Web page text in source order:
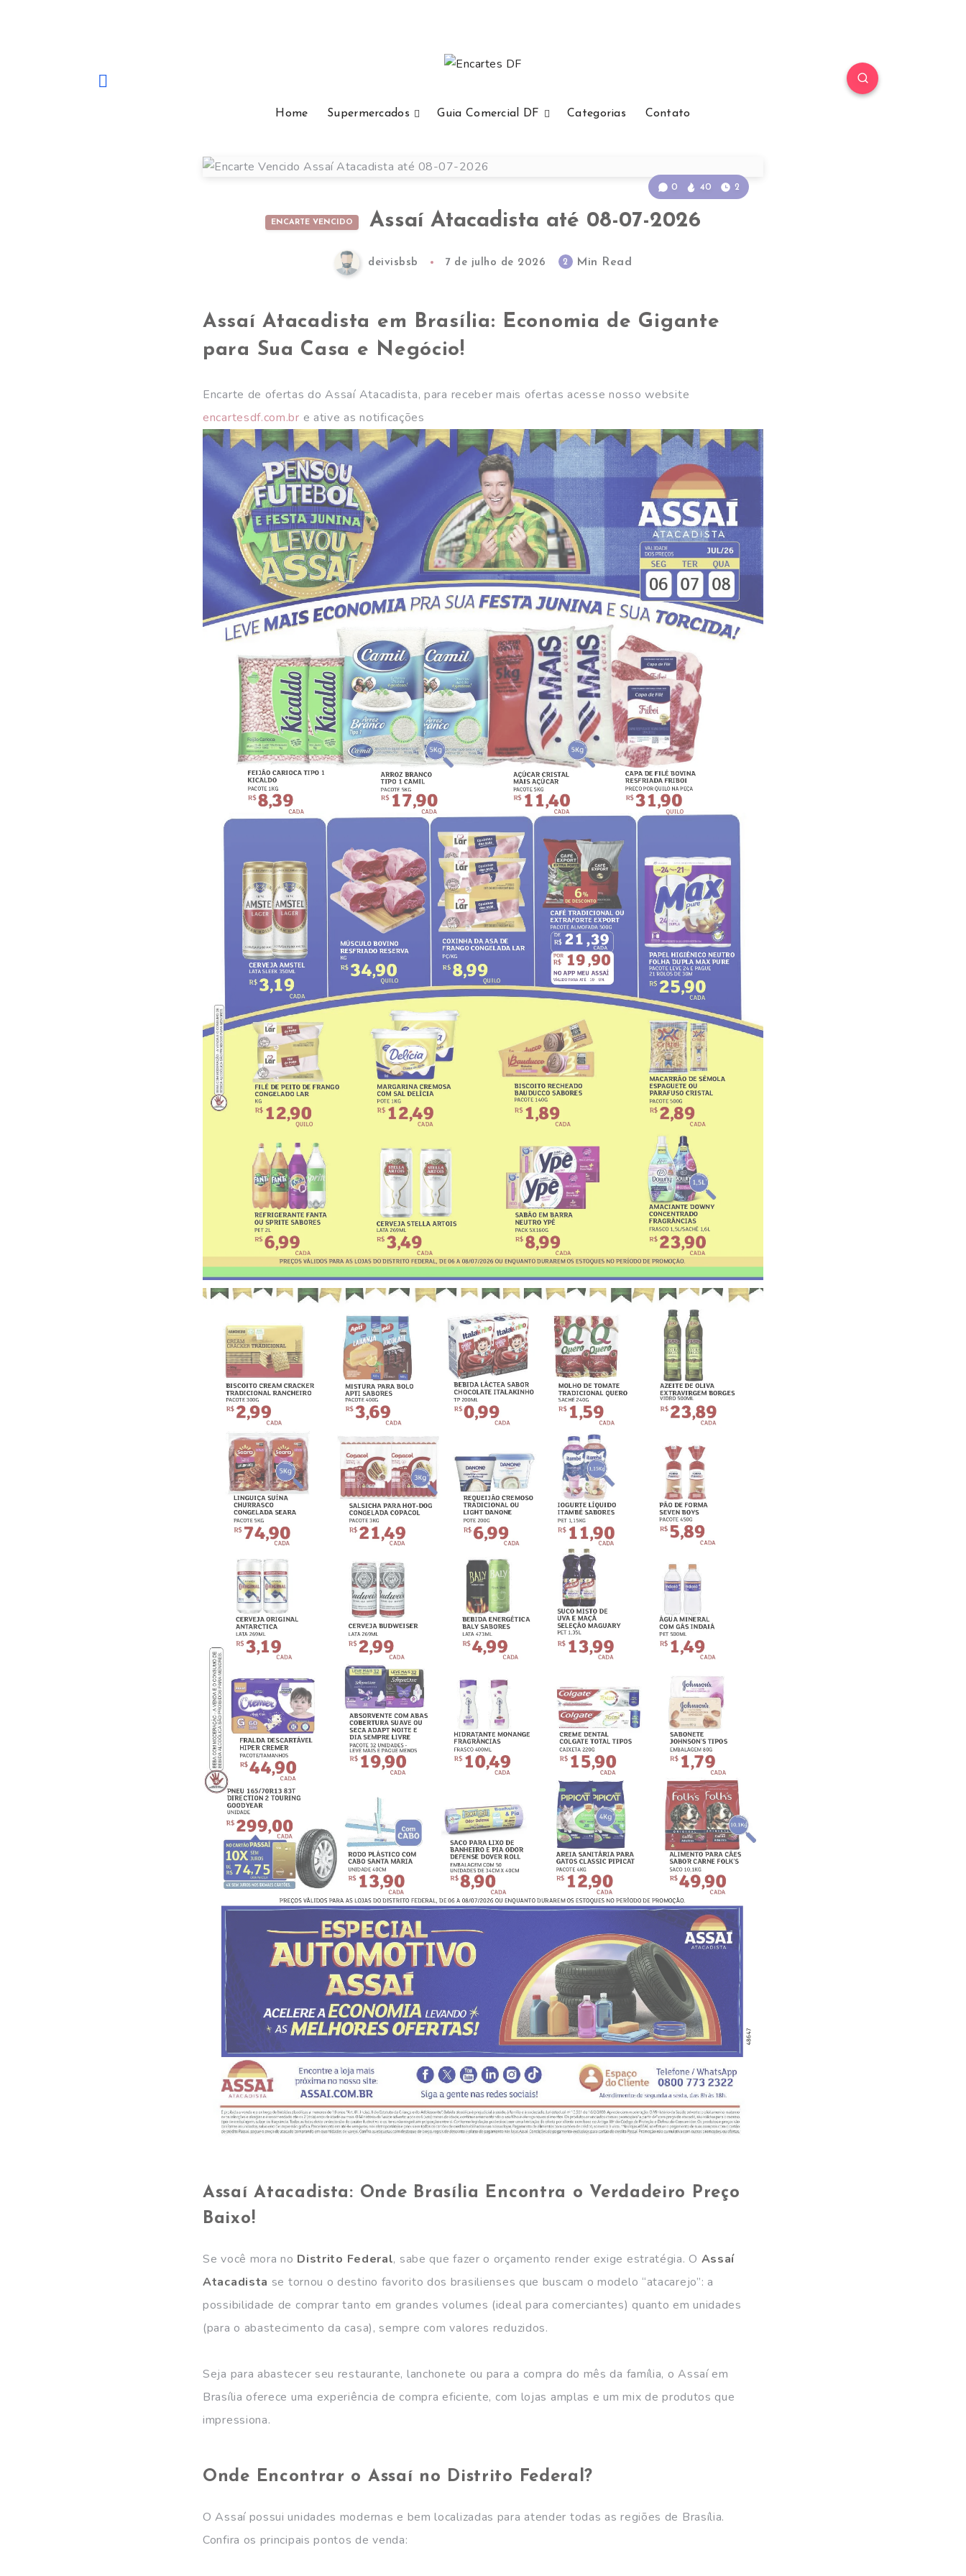
Home Supermercados Guia Comercial DF Categorias Contato
0 40 2
ENCARTE VENCIDO Assaí Atacadista até 08-07-2026
deivisbsb 7 de julho de 2026 2 Min Read
Assaí Atacadista em Brasília: Economia de Gigante
para Sua Casa e Negócio!
Encarte de ofertas do Assaí Atacadista, para receber mais ofertas acesse nosso website
encartesdf.com.br e ative as notificações
Assaí Atacadista: Onde Brasília Encontra o Verdadeiro Preço
Baixo!
Se você mora no Distrito Federal, sabe que fazer o orçamento render exige estratégia. O Assaí
Atacadista se tornou o destino favorito dos brasilienses que buscam o modelo “atacarejo”: a
possibilidade de comprar tanto em grandes volumes (ideal para comerciantes) quanto em unidades
(para o abastecimento da casa), sempre com valores reduzidos.
Seja para abastecer seu restaurante, lanchonete ou para a compra do mês da família, o Assaí em
Brasília oferece uma experiência de compra eficiente, com lojas amplas e um mix de produtos que
impressiona.
Onde Encontrar o Assaí no Distrito Federal?
O Assaí possui unidades modernas e bem localizadas para atender todas as regiões de Brasília.
Confira os principais pontos de venda: